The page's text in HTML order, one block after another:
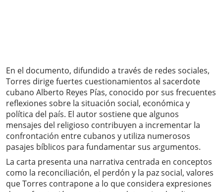
En el documento, difundido a través de redes sociales,
Torres dirige fuertes cuestionamientos al sacerdote
cubano Alberto Reyes Pías, conocido por sus frecuentes
reflexiones sobre la situación social, económica y
política del país. El autor sostiene que algunos
mensajes del religioso contribuyen a incrementar la
confrontación entre cubanos y utiliza numerosos
pasajes bíblicos para fundamentar sus argumentos.
La carta presenta una narrativa centrada en conceptos
como la reconciliación, el perdón y la paz social, valores
que Torres contrapone a lo que considera expresiones